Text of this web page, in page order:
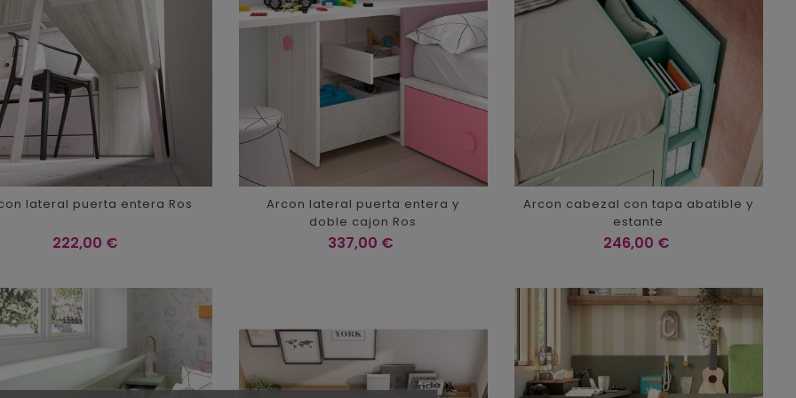
lateral puerta entera Ros
Precio
222,00 €
Arcon lateral puerta entera y
doble cajon Ros
Precio
337,00 €
Arcon cabezal con tapa abatible y
estante
Precio
246,00 €